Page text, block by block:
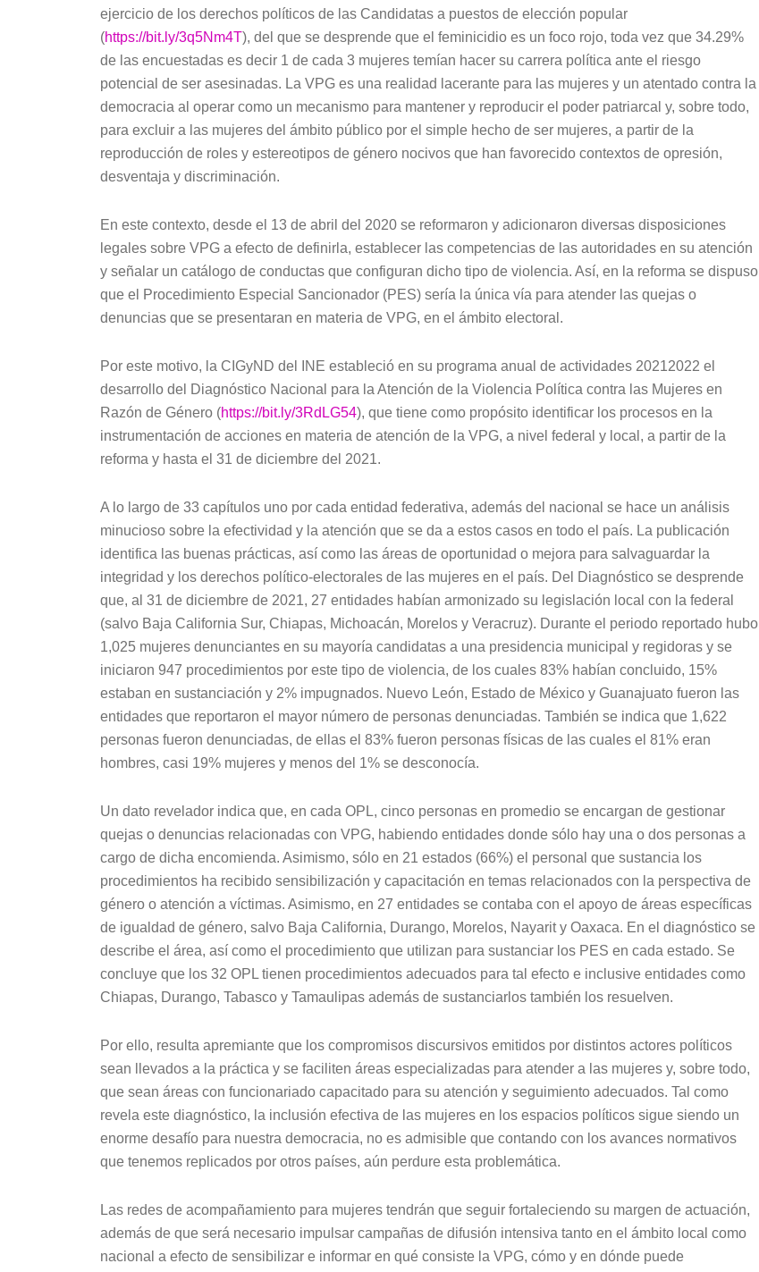
ejercicio de los derechos políticos de las Candidatas a puestos de elección popular
(https://bit.ly/3q5Nm4T), del que se desprende que el feminicidio es un foco rojo, toda vez que 34.29%
de las encuestadas es decir 1 de cada 3 mujeres temían hacer su carrera política ante el riesgo
potencial de ser asesinadas. La VPG es una realidad lacerante para las mujeres y un atentado contra la
democracia al operar como un mecanismo para mantener y reproducir el poder patriarcal y, sobre todo,
para excluir a las mujeres del ámbito público por el simple hecho de ser mujeres, a partir de la
reproducción de roles y estereotipos de género nocivos que han favorecido contextos de opresión,
desventaja y discriminación.
En este contexto, desde el 13 de abril del 2020 se reformaron y adicionaron diversas disposiciones
legales sobre VPG a efecto de definirla, establecer las competencias de las autoridades en su atención
y señalar un catálogo de conductas que configuran dicho tipo de violencia. Así, en la reforma se dispuso
que el Procedimiento Especial Sancionador (PES) sería la única vía para atender las quejas o
denuncias que se presentaran en materia de VPG, en el ámbito electoral.
Por este motivo, la CIGyND del INE estableció en su programa anual de actividades 20212022 el
desarrollo del Diagnóstico Nacional para la Atención de la Violencia Política contra las Mujeres en
Razón de Género (https://bit.ly/3RdLG54), que tiene como propósito identificar los procesos en la
instrumentación de acciones en materia de atención de la VPG, a nivel federal y local, a partir de la
reforma y hasta el 31 de diciembre del 2021.
A lo largo de 33 capítulos uno por cada entidad federativa, además del nacional se hace un análisis
minucioso sobre la efectividad y la atención que se da a estos casos en todo el país. La publicación
identifica las buenas prácticas, así como las áreas de oportunidad o mejora para salvaguardar la
integridad y los derechos político-electorales de las mujeres en el país. Del Diagnóstico se desprende
que, al 31 de diciembre de 2021, 27 entidades habían armonizado su legislación local con la federal
(salvo Baja California Sur, Chiapas, Michoacán, Morelos y Veracruz). Durante el periodo reportado hubo
1,025 mujeres denunciantes en su mayoría candidatas a una presidencia municipal y regidoras y se
iniciaron 947 procedimientos por este tipo de violencia, de los cuales 83% habían concluido, 15%
estaban en sustanciación y 2% impugnados. Nuevo León, Estado de México y Guanajuato fueron las
entidades que reportaron el mayor número de personas denunciadas. También se indica que 1,622
personas fueron denunciadas, de ellas el 83% fueron personas físicas de las cuales el 81% eran
hombres, casi 19% mujeres y menos del 1% se desconocía.
Un dato revelador indica que, en cada OPL, cinco personas en promedio se encargan de gestionar
quejas o denuncias relacionadas con VPG, habiendo entidades donde sólo hay una o dos personas a
cargo de dicha encomienda. Asimismo, sólo en 21 estados (66%) el personal que sustancia los
procedimientos ha recibido sensibilización y capacitación en temas relacionados con la perspectiva de
género o atención a víctimas. Asimismo, en 27 entidades se contaba con el apoyo de áreas específicas
de igualdad de género, salvo Baja California, Durango, Morelos, Nayarit y Oaxaca. En el diagnóstico se
describe el área, así como el procedimiento que utilizan para sustanciar los PES en cada estado. Se
concluye que los 32 OPL tienen procedimientos adecuados para tal efecto e inclusive entidades como
Chiapas, Durango, Tabasco y Tamaulipas además de sustanciarlos también los resuelven.
Por ello, resulta apremiante que los compromisos discursivos emitidos por distintos actores políticos
sean llevados a la práctica y se faciliten áreas especializadas para atender a las mujeres y, sobre todo,
que sean áreas con funcionariado capacitado para su atención y seguimiento adecuados. Tal como
revela este diagnóstico, la inclusión efectiva de las mujeres en los espacios políticos sigue siendo un
enorme desafío para nuestra democracia, no es admisible que contando con los avances normativos
que tenemos replicados por otros países, aún perdure esta problemática.
Las redes de acompañamiento para mujeres tendrán que seguir fortaleciendo su margen de actuación,
además de que será necesario impulsar campañas de difusión intensiva tanto en el ámbito local como
nacional a efecto de sensibilizar e informar en qué consiste la VPG, cómo y en dónde puede